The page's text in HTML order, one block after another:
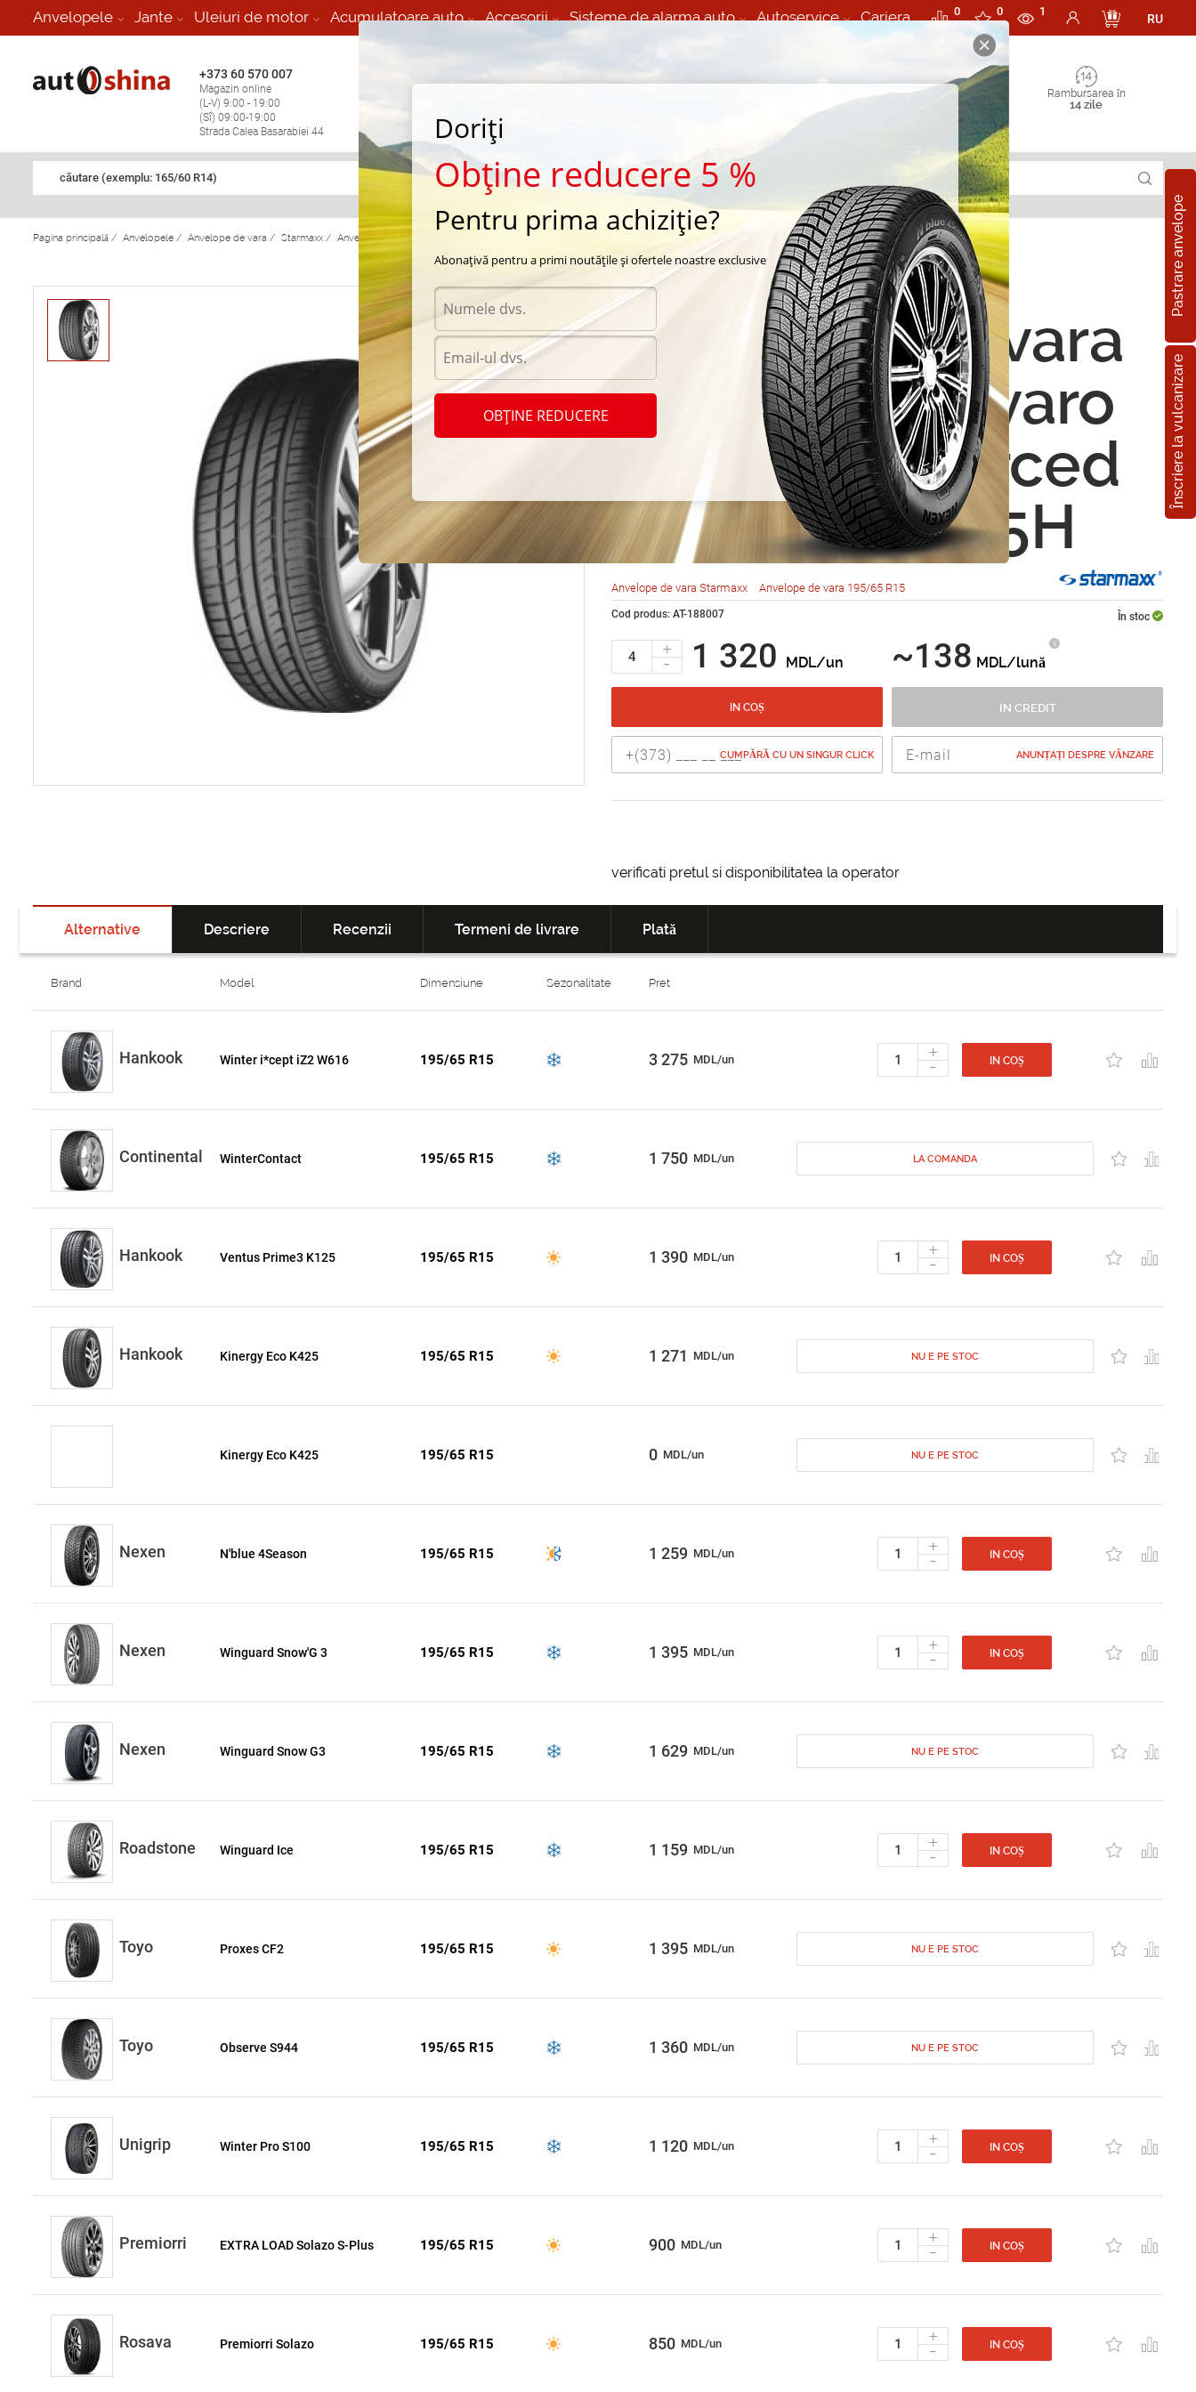
Anvelopele Jante Uleiuri de motor Acumulatoare auto Accesorii Sisteme de alarma auto Autoservice Cariera 0 0 1
RU
+373 60 570 007
Magazin online
(L-V) 9:00 - 19:00
(Sî) 09:00-19:00
Strada Calea Basarabiei 44
Vulcanizare Mobila 24/7 non
Rambursarea în
14 zile
căutare (exemplu: 165/60 R14)
Pastrare anvelope
Înscriere la vulcanizare
Pagina principală / Anvelopele / Anvelope de vara / Starmaxx / Anvelope de vara Starmaxx Novaro ST532 Starmaxx Novaro ST532 Reinforced 195/65 R15 95H
Anvelope de vara
Starmaxx Novaro
ST532 Reinforced
195/65 R15 95H
Anvelope de vara Starmaxx Anvelope de vara 195/65 R15
Cod produs: AT-188007 În stoc
+
- 1 320 MDL/un ~138 MDL/lună
IN COȘ IN CREDIT
CUMPĂRĂ CU UN SINGUR CLICK ANUNȚAȚI DESPRE VÂNZARE
verificati pretul si disponibilitatea la operator
Alternative Descriere Recenzii Termeni de livrare Plată
Brand Model Dimensiune Sezonalitate Pret
Hankook Winter i*cept iZ2 W616 195/65 R15 3 275 MDL/un +
- IN COȘ
Continental WinterContact 195/65 R15 1 750 MDL/un LA COMANDA
Hankook Ventus Prime3 K125 195/65 R15 1 390 MDL/un +
- IN COȘ
Hankook Kinergy Eco K425 195/65 R15 1 271 MDL/un NU E PE STOC
Kinergy Eco K425 195/65 R15 0 MDL/un NU E PE STOC
Nexen N'blue 4Season 195/65 R15 1 259 MDL/un +
- IN COȘ
Nexen Winguard Snow'G 3 195/65 R15 1 395 MDL/un +
- IN COȘ
Nexen Winguard Snow G3 195/65 R15 1 629 MDL/un NU E PE STOC
Roadstone Winguard Ice 195/65 R15 1 159 MDL/un +
- IN COȘ
Toyo Proxes CF2 195/65 R15 1 395 MDL/un NU E PE STOC
Toyo Observe S944 195/65 R15 1 360 MDL/un NU E PE STOC
Unigrip Winter Pro S100 195/65 R15 1 120 MDL/un +
- IN COȘ
Premiorri EXTRA LOAD Solazo S-Plus 195/65 R15 900 MDL/un +
- IN COȘ
Rosava Premiorri Solazo 195/65 R15 850 MDL/un +
- IN COȘ
Doriți
Obține reducere 5 %
Pentru prima achiziție?
Abonațivă pentru a primi noutățile și ofertele noastre exclusive
OBȚINE REDUCERE